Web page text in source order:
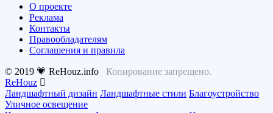
О проекте
Реклама
Контакты
Правообладателям
Соглашения и правила
© 2019 💗 ReHouz.info Копирование запрещено.
ReHouz
Ландшафтный дизайн Ландшафтные стили Благоустройство
Уличное освещение